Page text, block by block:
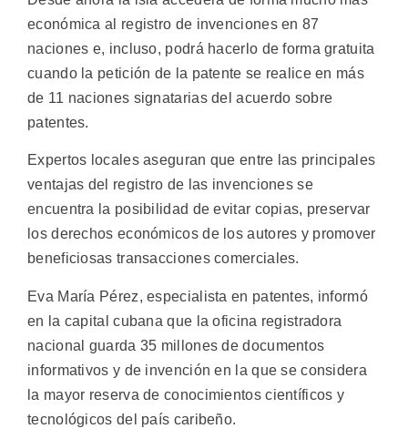
económica al registro de invenciones en 87
naciones e, incluso, podrá hacerlo de forma gratuita
cuando la petición de la patente se realice en más
de 11 naciones signatarias del acuerdo sobre
patentes.
Expertos locales aseguran que entre las principales
ventajas del registro de las invenciones se
encuentra la posibilidad de evitar copias, preservar
los derechos económicos de los autores y promover
beneficiosas transacciones comerciales.
Eva María Pérez, especialista en patentes, informó
en la capital cubana que la oficina registradora
nacional guarda 35 millones de documentos
informativos y de invención en la que se considera
la mayor reserva de conocimientos científicos y
tecnológicos del país caribeño.